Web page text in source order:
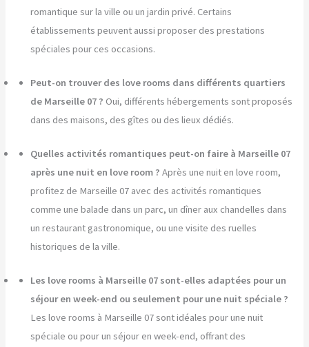
romantique sur la ville ou un jardin privé. Certains
établissements peuvent aussi proposer des prestations
spéciales pour ces occasions.
Peut-on trouver des love rooms dans différents quartiers
de Marseille 07 ? Oui, différents hébergements sont proposés
dans des maisons, des gîtes ou des lieux dédiés.
Quelles activités romantiques peut-on faire à Marseille 07
après une nuit en love room ? Après une nuit en love room,
profitez de Marseille 07 avec des activités romantiques
comme une balade dans un parc, un dîner aux chandelles dans
un restaurant gastronomique, ou une visite des ruelles
historiques de la ville.
Les love rooms à Marseille 07 sont-elles adaptées pour un
séjour en week-end ou seulement pour une nuit spéciale ?
Les love rooms à Marseille 07 sont idéales pour une nuit
spéciale ou pour un séjour en week-end, offrant des